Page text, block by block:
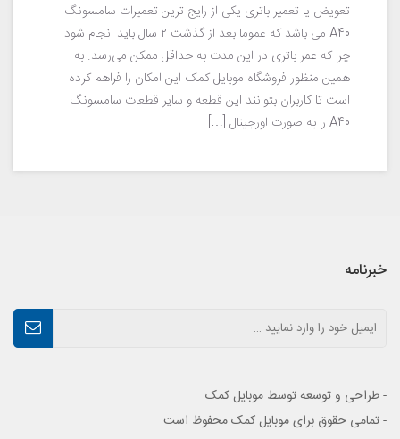
تعویض یا تعمیر باتری یکی از رایج ترین تعمیرات سامسونگ
A40 می باشد که عموما بعد از گذشت ۲ سال باید انجام شود
چرا که عمر باتری در این مدت به حداقل ممکن می‌رسد. به
همین منظور فروشگاه موبایل کمک این امکان را فراهم کرده
است تا کاربران بتوانند این قطعه و سایر قطعات سامسونگ
A40 را به صورت اورجینال […]
خبرنامه
- طراحی و توسعه توسط موبایل کمک
- تمامی حقوق برای موبایل کمک محفوظ است